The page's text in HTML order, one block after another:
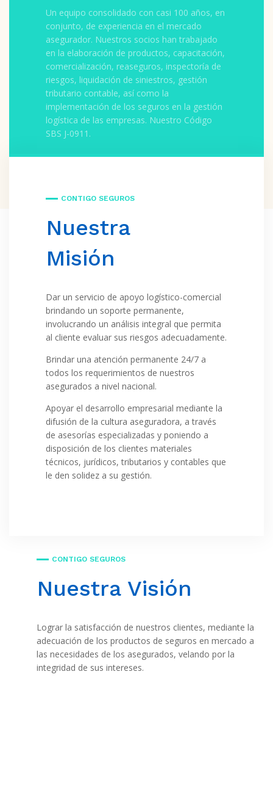
Un equipo consolidado con casi 100 años, en
conjunto, de experiencia en el mercado
asegurador. Nuestros socios han trabajado
en la elaboración de productos, capacitación,
comercialización, reaseguros, inspectoría de
riesgos, liquidación de siniestros, gestión
tributario contable, así como la
implementación de los seguros en la gestión
logística de las empresas. Nuestro Código
SBS J-0911.
CONTIGO SEGUROS
Nuestra
Misión
Dar un servicio de apoyo logístico-comercial
brindando un soporte permanente,
involucrando un análisis integral que permita
al cliente evaluar sus riesgos adecuadamente.
Brindar una atención permanente 24/7 a
todos los requerimientos de nuestros
asegurados a nivel nacional.
Apoyar el desarrollo empresarial mediante la
difusión de la cultura aseguradora, a través
de asesorías especializadas y poniendo a
disposición de los clientes materiales
técnicos, jurídicos, tributarios y contables que
le den solidez a su gestión.
CONTIGO SEGUROS
Nuestra Visión
Lograr la satisfacción de nuestros clientes, mediante la
adecuación de los productos de seguros en mercado a
las necesidades de los asegurados, velando por la
integridad de sus intereses.